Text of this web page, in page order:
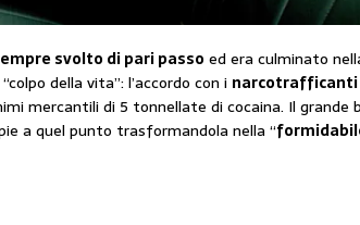
svolto di pari passo ed era culminato
della vita”: l’accordo con i narcotrafficanti
mercantili di 5 tonnellate di cocaina. Il grande
a quel punto trasformandola nella “